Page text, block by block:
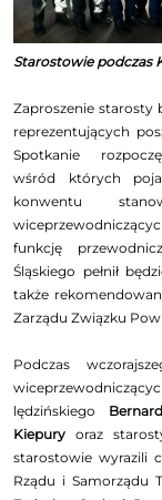
Starostowie podczas
Zaproszenie starosty
reprezentujących
Spotkanie
wśród których
konwentu
funkcję
Śląskiego pełnił
także
Zarządu Związku
Podczas
lędzińskiego
Kiepury oraz
starostowie wyrazili
Rządu i Samorządu